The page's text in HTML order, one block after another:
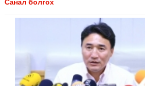
Санал болгох